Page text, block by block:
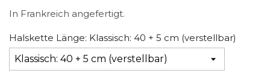
In Frankreich angefertigt.
Halskette Länge: Klassisch: 40 + 5 cm (verstellbar)